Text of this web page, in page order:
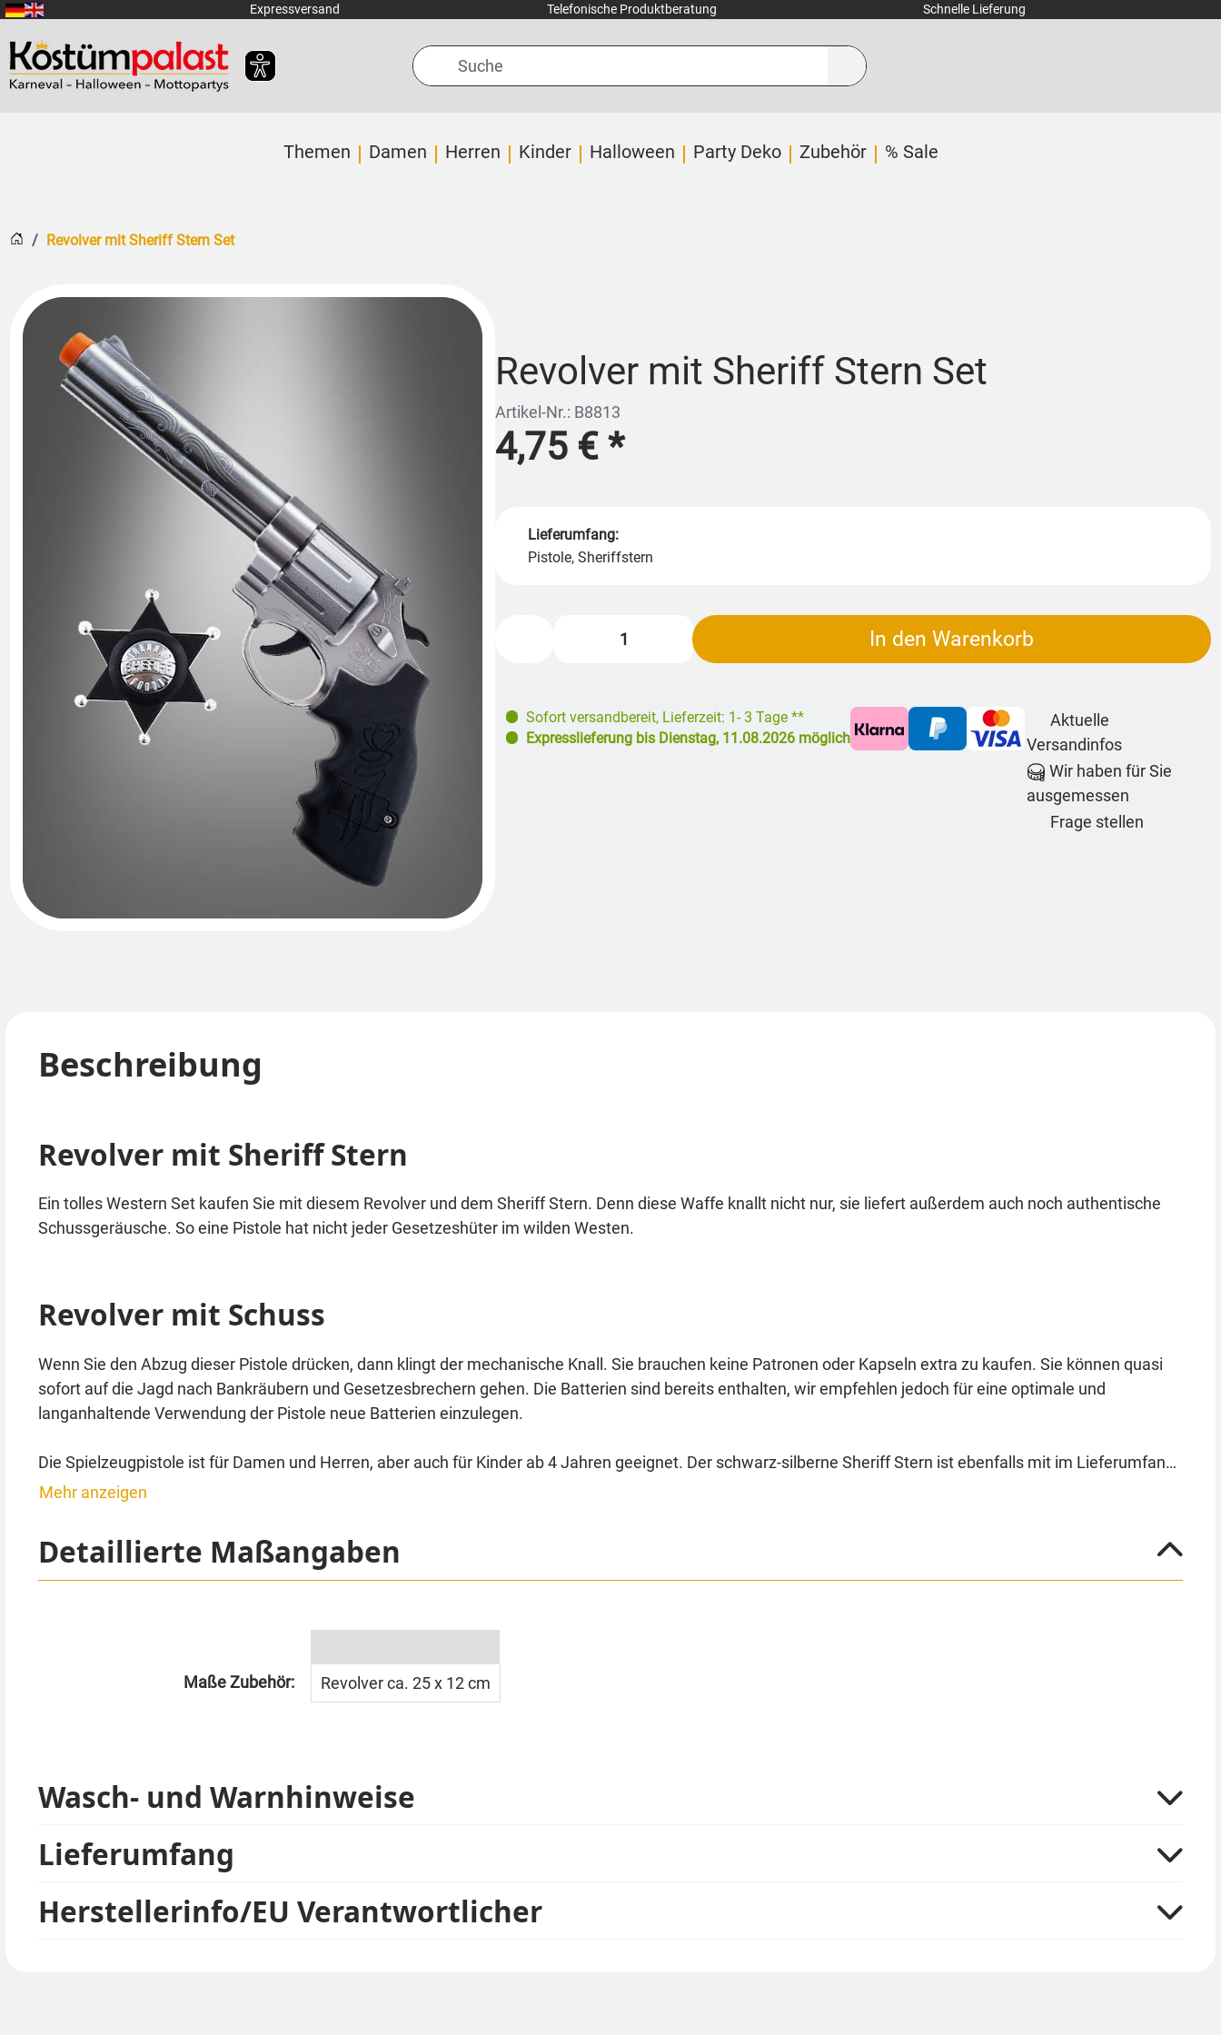
Zum Hauptinhalt springen Expressversand Telefonische Produktberatung Schnelle Lieferung
Suche
Themen Damen Herren Kinder Halloween Party Deko Zubehör % Sale
Startseite
Revolver mit Sheriff Stern Set
Revolver mit Sheriff Stern Set
Artikel-Nr.: B8813
4,75 €*
Lieferumfang:
Pistole, Sheriffstern
In den Warenkorb
Sofort versandbereit, Lieferzeit: 1- 3 Tage **
Expresslieferung bis Dienstag, 11.08.2026 möglich
Aktuelle
Versandinfos
Wir haben für Sie
ausgemessen
Frage stellen
Beschreibung
Revolver mit Sheriff Stern
Ein tolles Western Set kaufen Sie mit diesem Revolver und dem Sheriff Stern. Denn diese Waffe knallt nicht nur, sie liefert außerdem auch noch authentische
Schussgeräusche. So eine Pistole hat nicht jeder Gesetzeshüter im wilden Westen.
Revolver mit Schuss
Wenn Sie den Abzug dieser Pistole drücken, dann klingt der mechanische Knall. Sie brauchen keine Patronen oder Kapseln extra zu kaufen. Sie können quasi
sofort auf die Jagd nach Bankräubern und Gesetzesbrechern gehen. Die Batterien sind bereits enthalten, wir empfehlen jedoch für eine optimale und
langanhaltende Verwendung der Pistole neue Batterien einzulegen.
Die Spielzeugpistole ist für Damen und Herren, aber auch für Kinder ab 4 Jahren geeignet. Der schwarz-silberne Sheriff Stern ist ebenfalls mit im Lieferumfang
enthalten. Der Revolver mit Sound und Sheriff Stern ist ein tolles Western Set für Groß und Klein.
Abmessungen:
Pistole ca. 25 x 12 cm
Sheriffstern ca. 5 x 5 cm
Mehr anzeigen
Detaillierte Maßangaben
Maße Zubehör: Revolver ca. 25 x 12 cm
Wasch- und Warnhinweise
Lieferumfang
Herstellerinfo/EU Verantwortlicher